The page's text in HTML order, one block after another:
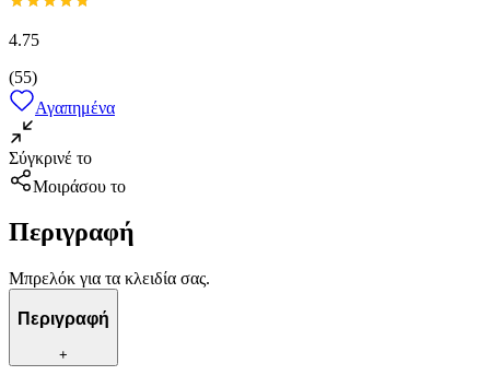
4.75
(55)
Αγαπημένα
Σύγκρινέ το
Μοιράσου το
Περιγραφή
Μπρελόκ για τα κλειδία σας.
Περιγραφή
+